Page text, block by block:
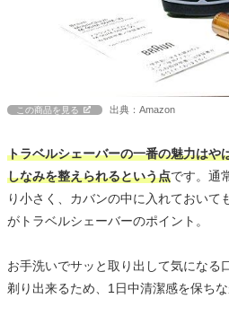
この商品を見る 出典：Amazon
トラベルシェーバーの一番の魅力はや
しなみを整えられるという点です。通
り小さく、カバンの中に入れておいて
がトラベルシェーバーのポイント。
お手洗いでサッと取り出して気になる
剃り出来るため、1日中清潔感を保ち